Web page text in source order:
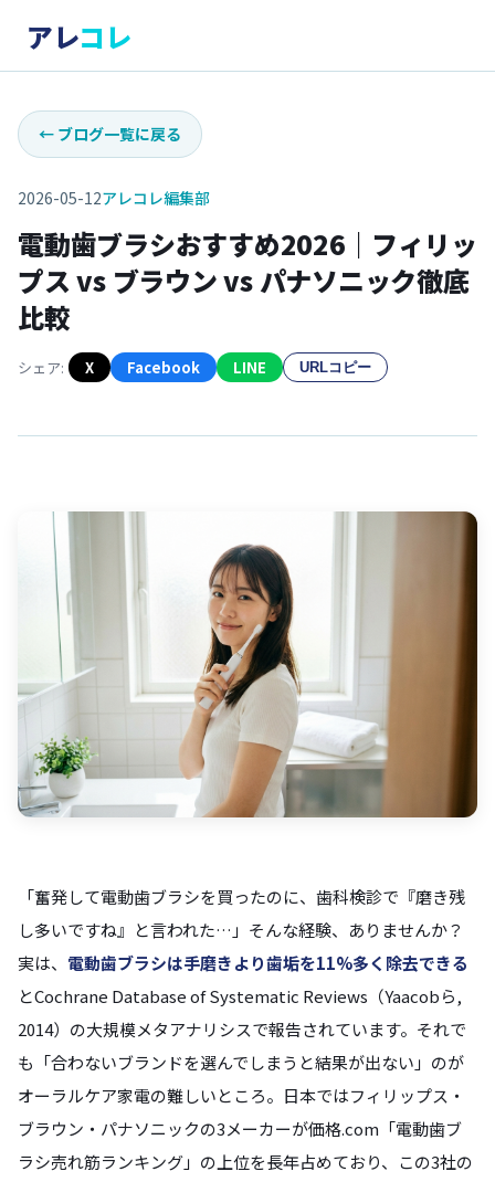
アレコレ
← ブログ一覧に戻る
2026-05-12アレコレ編集部
電動歯ブラシおすすめ2026｜フィリッ
プス vs ブラウン vs パナソニック徹底
比較
シェア: X Facebook LINE URLコピー
「奮発して電動歯ブラシを買ったのに、歯科検診で『磨き残
し多いですね』と言われた…」そんな経験、ありませんか？
実は、 電動歯ブラシは手磨きより歯垢を11%多く除去できる
とCochrane Database of Systematic Reviews（Yaacobら,
2014）の大規模メタアナリシスで報告されています。それで
も「合わないブランドを選んでしまうと結果が出ない」のが
オーラルケア家電の難しいところ。日本ではフィリップス・
ブラウン・パナソニックの3メーカーが価格.com「電動歯ブ
ラシ売れ筋ランキング」の上位を長年占めており、この3社の